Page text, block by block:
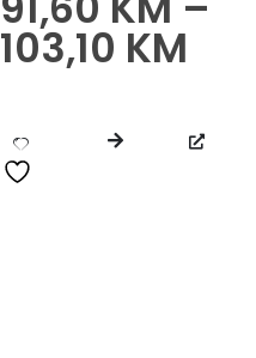
0od 5
103,10 KM